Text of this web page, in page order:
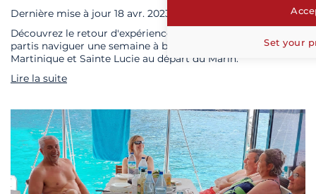
Dernière mise à jour 18 avr. 2023
Découvrez le retour d'expérience de Pascale et sa famille,
partis naviguer une semaine à bord d'un Excess 11 entre la
Martinique et Sainte Lucie au départ du Marin.
Lire la suite
Set your